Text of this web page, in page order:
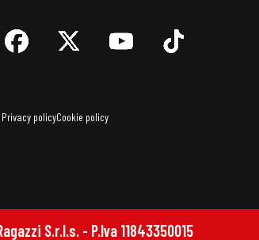
Privacy policyCookie policy
S.r.l.s. - P.Iva 11843350015